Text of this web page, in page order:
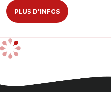
PLUS D'INFOS